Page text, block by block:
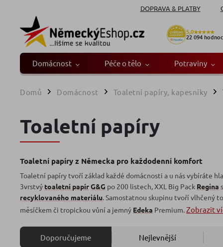
DOPRAVA & PLATBY
5,0★★★★★
22 094
Domácnost Péče o tělo Potraviny
Domů / Domácnost / Toaletní papíry, kapesníky /
Toaletní papíry
Toaletní papíry z Německa pro každodenní komfort
Toaletní papíry tvoří základ každé domácnosti a u nás vybíráte
3vrstvý toaletní papírG&G po 200 listech, XXL Big Pack Regina
recyklovaného materiálu. Samostatnou skupinu tvoří vlhčený
měsíčkem či tropickou vůní a jemný Edeka Premium.Zobrazit
Doporučujeme Nejlevnější